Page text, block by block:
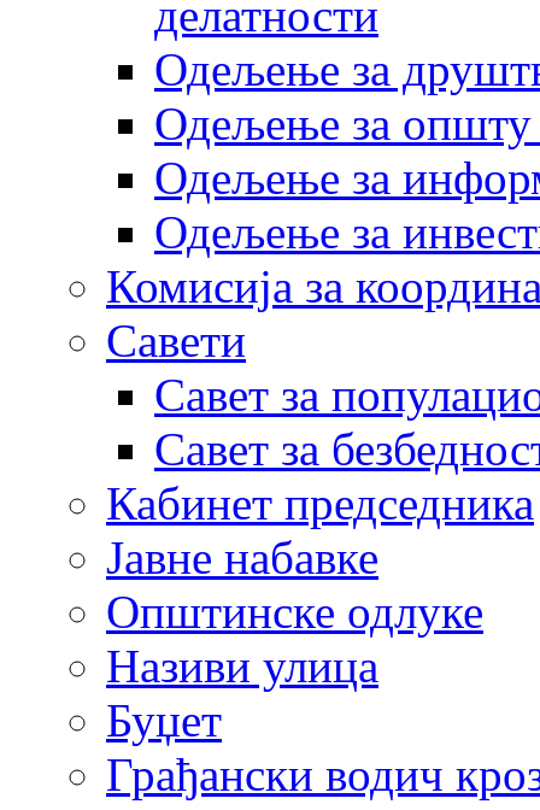
делатности
Одељење за
Одељење за општу
Одељење за
Одељење за
Комисија за
Савети
Савет за
Савет за
Кабинет председника
Јавне набавке
Општинске одлуке
Називи улица
Буџет
Грађански водич